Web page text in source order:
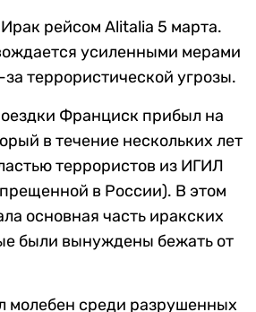
рейсом Alitalia 5 марта.
усиленными мерами
террористической угрозы.
Франциск прибыл на
в течение нескольких лет
террористов из ИГИЛ
в России). В этом
основная часть иракских
были вынуждены бежать от
молебен среди разрушенных